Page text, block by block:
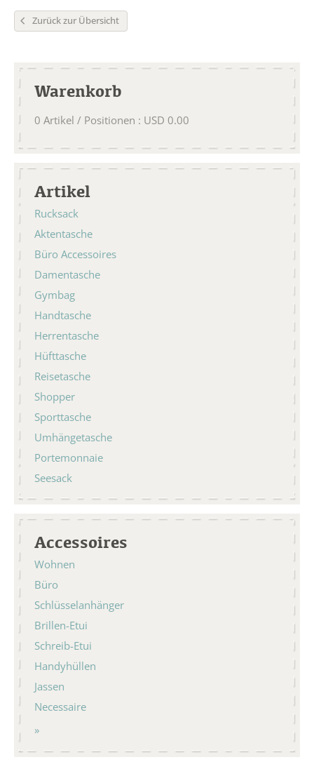
Zurück zur Übersicht
Warenkorb
0 Artikel / Positionen : USD 0.00
Artikel
Rucksack
Aktentasche
Büro Accessoires
Damentasche
Gymbag
Handtasche
Herrentasche
Hüfttasche
Reisetasche
Shopper
Sporttasche
Umhängetasche
Portemonnaie
Seesack
Accessoires
Wohnen
Büro
Schlüsselanhänger
Brillen-Etui
Schreib-Etui
Handyhüllen
Jassen
Necessaire